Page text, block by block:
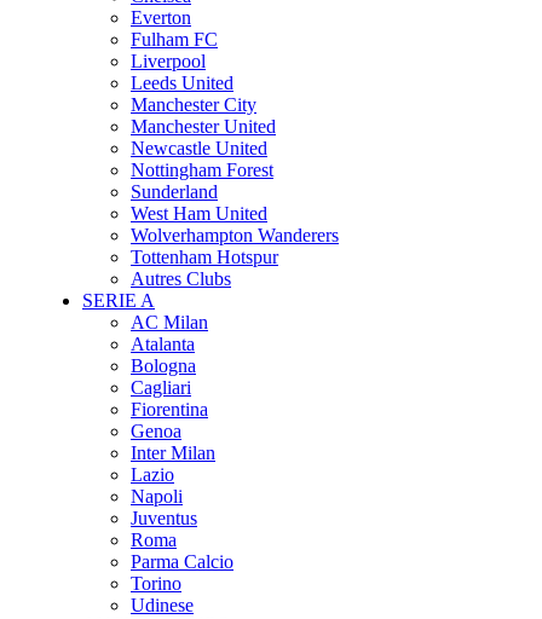
Everton
Fulham FC
Liverpool
Leeds United
Manchester City
Manchester United
Newcastle United
Nottingham Forest
Sunderland
West Ham United
Wolverhampton Wanderers
Tottenham Hotspur
Autres Clubs
SERIE A
AC Milan
Atalanta
Bologna
Cagliari
Fiorentina
Genoa
Inter Milan
Lazio
Napoli
Juventus
Roma
Parma Calcio
Torino
Udinese